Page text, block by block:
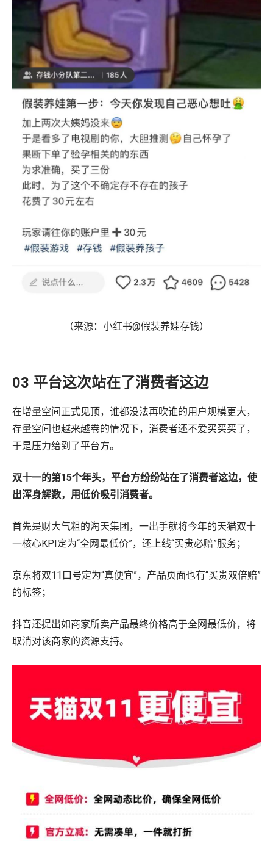
（来源：小红书@假装养娃存钱）
03 平台这次站在了消费者这边
在增量空间正式见顶，谁都没法再吹谁的用户规模更大，
存量空间也越来越卷的情况下，消费者还不爱买买买了，
于是压力给到了平台方。
双十一的第15个年头，平台方纷纷站在了消费者这边，使
出浑身解数，用低价吸引消费者。
首先是财大气粗的淘天集团，一出手就将今年的天猫双十
一核心KPI定为“全网最低价”，还上线“买贵必赔”服务；
京东将双11口号定为“真便宜”，产品页面也有“买贵双倍赔”
的标签；
抖音还提出如商家所卖产品最终价格高于全网最低价，将
取消对该商家的资源支持。